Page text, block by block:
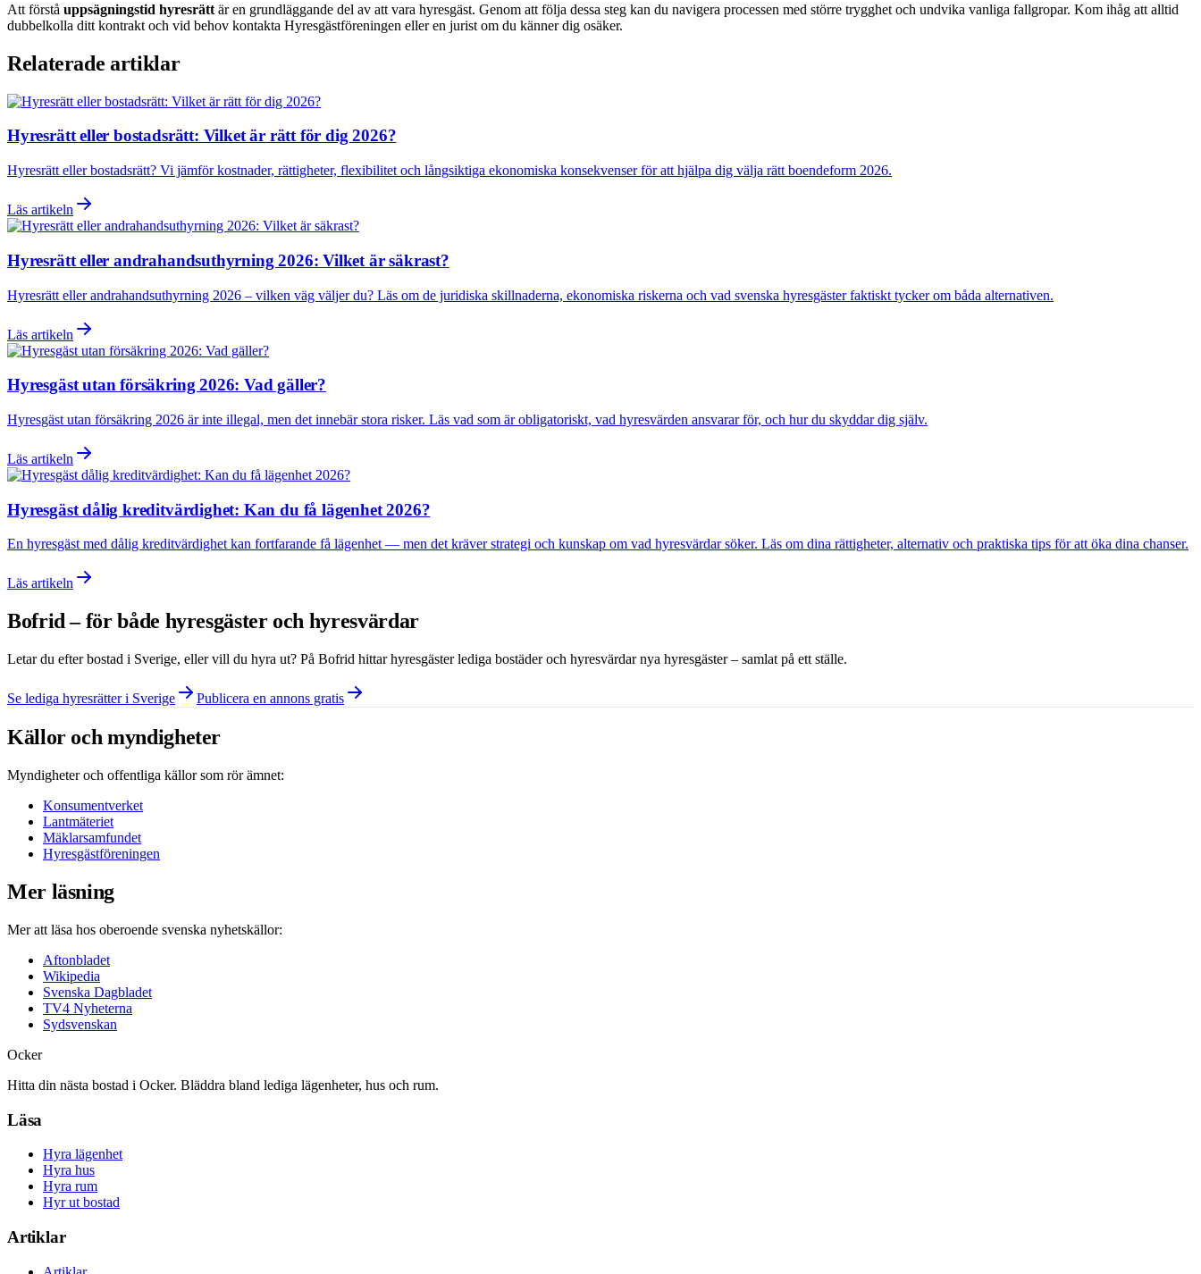
Att förstå uppsägningstid hyresrätt är en grundläggande del av att vara hyresgäst. Genom att följa dessa steg kan du navigera processen med större trygghet och undvika vanliga fallgropar. Kom ihåg att alltid
dubbelkolla ditt kontrakt och vid behov kontakta Hyresgästföreningen eller en jurist om du känner dig osäker.
Relaterade artiklar
Hyresrätt eller bostadsrätt: Vilket är rätt för dig 2026?
Hyresrätt eller bostadsrätt? Vi jämför kostnader, rättigheter, flexibilitet och långsiktiga ekonomiska konsekvenser för att hjälpa dig välja rätt boendeform 2026.
Läs artikeln
Hyresrätt eller andrahandsuthyrning 2026: Vilket är säkrast?
Hyresrätt eller andrahandsuthyrning 2026 – vilken väg väljer du? Läs om de juridiska skillnaderna, ekonomiska riskerna och vad svenska hyresgäster faktiskt tycker om båda alternativen.
Läs artikeln
Hyresgäst utan försäkring 2026: Vad gäller?
Hyresgäst utan försäkring 2026 är inte illegal, men det innebär stora risker. Läs vad som är obligatoriskt, vad hyresvärden ansvarar för, och hur du skyddar dig själv.
Läs artikeln
Hyresgäst dålig kreditvärdighet: Kan du få lägenhet 2026?
En hyresgäst med dålig kreditvärdighet kan fortfarande få lägenhet — men det kräver strategi och kunskap om vad hyresvärdar söker. Läs om dina rättigheter, alternativ och praktiska tips för att öka dina chanser.
Läs artikeln
Bofrid – för både hyresgäster och hyresvärdar
Letar du efter bostad i Sverige, eller vill du hyra ut? På Bofrid hittar hyresgäster lediga bostäder och hyresvärdar nya hyresgäster – samlat på ett ställe.
Se lediga hyresrätter i Sverige Publicera en annons gratis
Källor och myndigheter
Myndigheter och offentliga källor som rör ämnet:
Konsumentverket
Lantmäteriet
Mäklarsamfundet
Hyresgästföreningen
Mer läsning
Mer att läsa hos oberoende svenska nyhetskällor:
Aftonbladet
Wikipedia
Svenska Dagbladet
TV4 Nyheterna
Sydsvenskan
Ocker
Hitta din nästa bostad i Ocker. Bläddra bland lediga lägenheter, hus och rum.
Läsa
Hyra lägenhet
Hyra hus
Hyra rum
Hyr ut bostad
Artiklar